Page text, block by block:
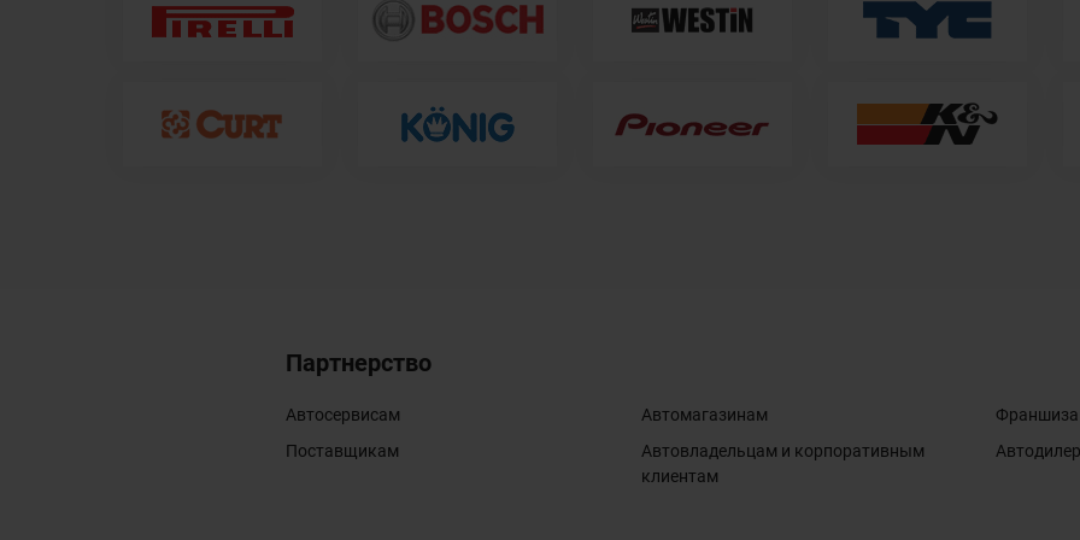
Партнерство
Автосервисам
Поставщикам
Автомагазинам
Автовладельцам и корпоративным
клиентам
Франшиза